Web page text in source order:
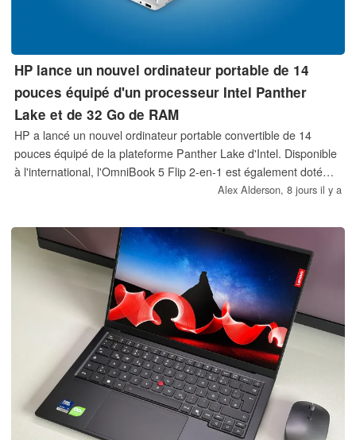
HP lance un nouvel ordinateur portable de 14
pouces équipé d'un processeur Intel Panther
Lake et de 32 Go de RAM
HP a lancé un nouvel ordinateur portable convertible de 14
pouces équipé de la plateforme Panther Lake d'Intel. Disponible
à l'international, l'OmniBook 5 Flip 2-en-1 est également doté
d'une mémoire vive pouvant atteindre 32 Go, d'une batterie de
Alex Alderson, 8 jours il y a